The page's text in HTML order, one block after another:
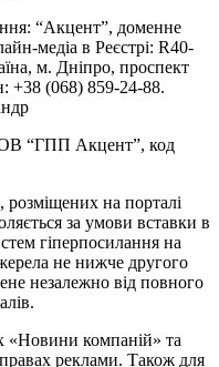
“Акцент”, доменне
медіа в Реєстрі: R40-
м. Дніпро, проспект
+38 (068) 859-24-88.
“ГПП Акцент”, код
розміщених на порталі
за умови вставки в
гіперпосилання на
не нижче другого
незалежно від повного
«Новини компаній» та
реклами. Також для